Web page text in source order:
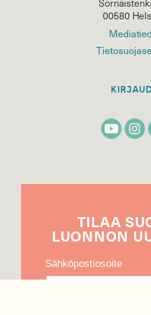
00580
TILAA
LUONNON
Sähköpostiosoite